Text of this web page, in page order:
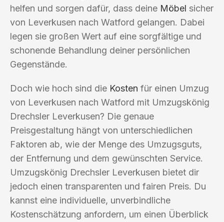
helfen und sorgen dafür, dass deine Möbel sicher
von Leverkusen nach Watford gelangen. Dabei
legen sie großen Wert auf eine sorgfältige und
schonende Behandlung deiner persönlichen
Gegenstände.
Doch wie hoch sind die Kosten für einen Umzug
von Leverkusen nach Watford mit Umzugskönig
Drechsler Leverkusen? Die genaue
Preisgestaltung hängt von unterschiedlichen
Faktoren ab, wie der Menge des Umzugsguts,
der Entfernung und dem gewünschten Service.
Umzugskönig Drechsler Leverkusen bietet dir
jedoch einen transparenten und fairen Preis. Du
kannst eine individuelle, unverbindliche
Kostenschätzung anfordern, um einen Überblick